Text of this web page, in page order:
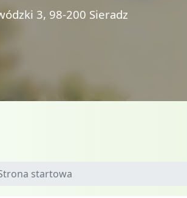
3, 98-200 Sieradz
startowa